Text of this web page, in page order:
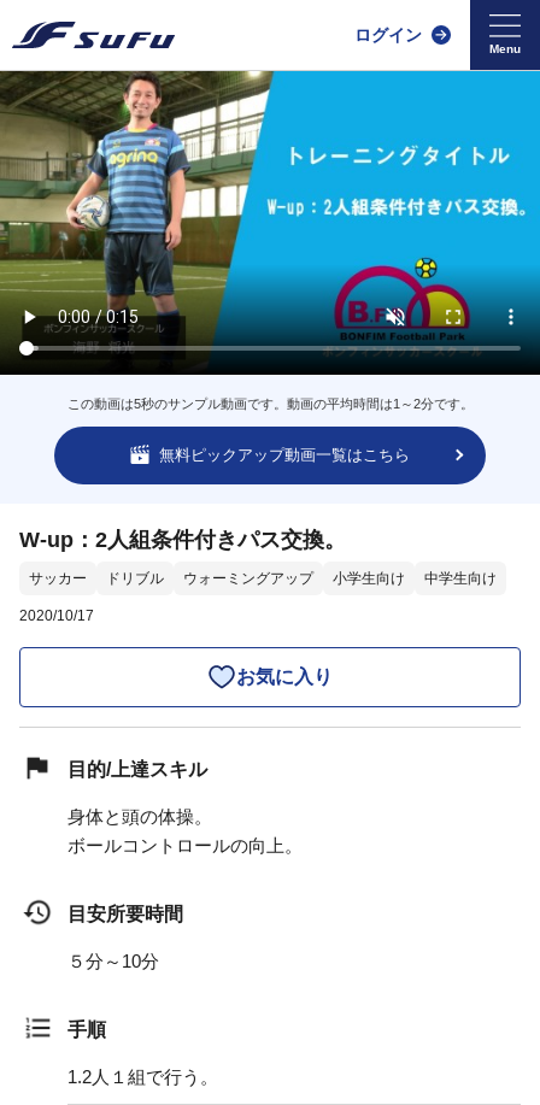
ログイン
この動画は5秒のサンプル動画です。動画の平均時間は1～2分です。
無料ピックアップ動画一覧はこちら
W-up：2人組条件付きパス交換。
サッカー ドリブル ウォーミングアップ 小学生向け 中学生向け
2020/10/17
お気に入り
目的/上達スキル
身体と頭の体操。
ボールコントロールの向上。
目安所要時間
５分～10分
手順
1.2人１組で行う。